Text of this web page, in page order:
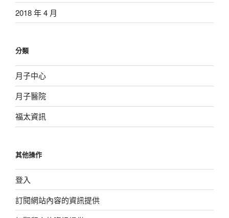
2018 年 4 月
分類
月子中心
月子醫院
福太資訊
其他操作
登入
訂閱網站內容的資訊提供